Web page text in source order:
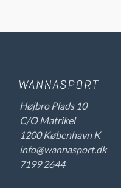
Højbro Plads 10
C/O Matrikel
1200 København K
info@wannasport.dk
7199 2644